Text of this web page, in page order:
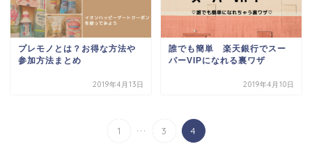
プレモノとは？お得な方法や
参加方法まとめ
2019年4月13日
誰でも簡単 楽天銀行でスー
パーVIPになれる裏ワザ
2019年4月10日
1 ... 3 4